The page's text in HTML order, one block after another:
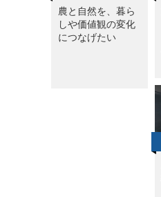
農と自然を、暮ら
しや価値観の変化
につなげたい